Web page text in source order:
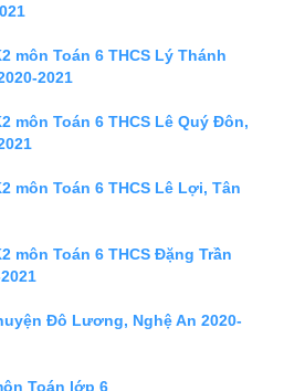
môn Toán 6 THCS Lý Thánh
2021
môn Toán 6 THCS Lê Quý Đôn,
môn Toán 6 THCS Lê Lợi, Tân
môn Toán 6 THCS Đặng Trần
Đô Lương, Nghệ An 2020-
Toán lớp 6